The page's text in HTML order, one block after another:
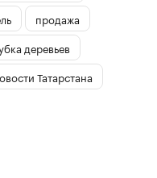
продажа
деревьев
Татарстана